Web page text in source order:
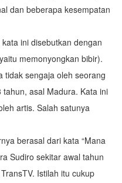
dan beberapa kesempatan
kata ini disebutkan dengan
memonyongkan bibir).
tidak sengaja oleh seorang
asal Madura. Kata ini
artis. Salah satunya
berasal dari kata “Mana
Sudiro sekitar awal tahun
Istilah itu cukup